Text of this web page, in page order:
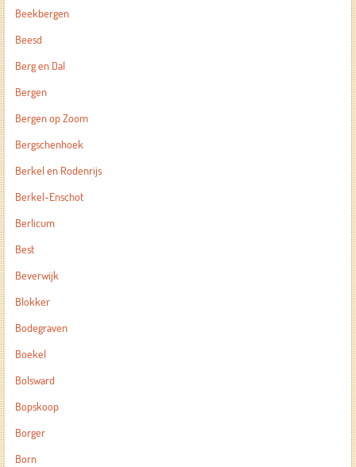
Beekbergen
Beesd
Berg en Dal
Bergen
Bergen op Zoom
Bergschenhoek
Berkel en Rodenrijs
Berkel-Enschot
Berlicum
Best
Beverwijk
Blokker
Bodegraven
Boekel
Bolsward
Bopskoop
Borger
Born